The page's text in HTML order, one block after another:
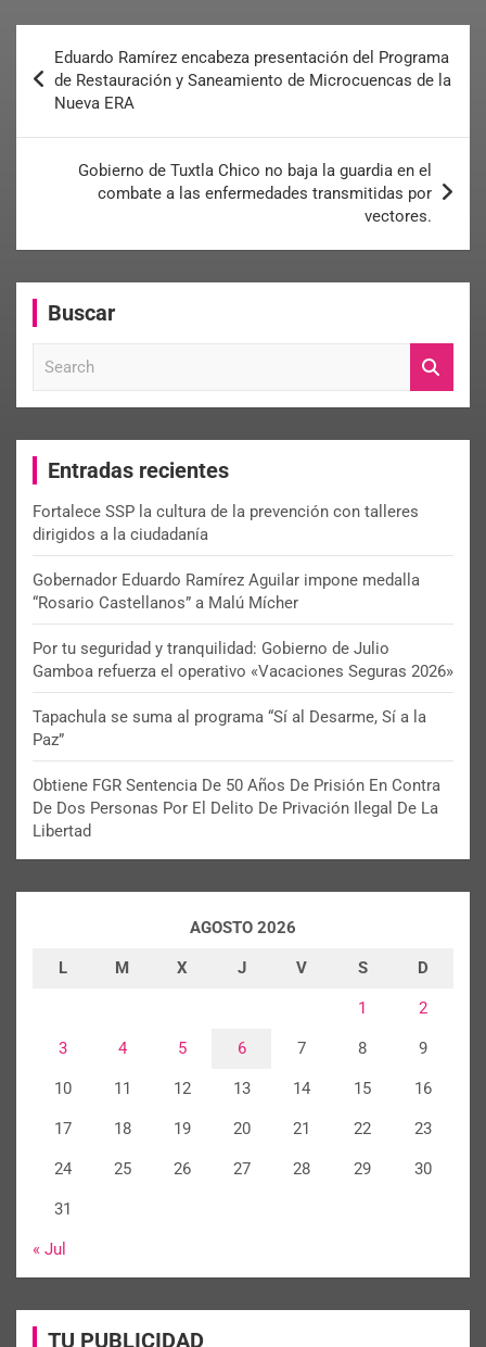
Eduardo Ramírez encabeza presentación del Programa
de Restauración y Saneamiento de Microcuencas de la
Nueva ERA
Gobierno de Tuxtla Chico no baja la guardia en el
combate a las enfermedades transmitidas por
vectores.
Buscar
c
Entradas recientes
Fortalece SSP la cultura de la prevención con talleres
dirigidos a la ciudadanía
Gobernador Eduardo Ramírez Aguilar impone medalla
“Rosario Castellanos” a Malú Mícher
Por tu seguridad y tranquilidad: Gobierno de Julio
Gamboa refuerza el operativo «Vacaciones Seguras 2026»
Tapachula se suma al programa “Sí al Desarme, Sí a la
Paz”
Obtiene FGR Sentencia De 50 Años De Prisión En Contra
De Dos Personas Por El Delito De Privación Ilegal De La
Libertad
AGOSTO 2026
L M X J V S D
1 2
3 4 5 6 7 8 9
10 11 12 13 14 15 16
17 18 19 20 21 22 23
24 25 26 27 28 29 30
31
« Jul
TU PUBLICIDAD